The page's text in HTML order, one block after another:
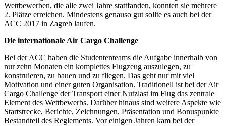
Wettbewerben, die alle zwei Jahre stattfanden, konnten sie mehrere
2. Plätze erreichen. Mindestens genauso gut sollte es auch bei der
ACC 2017 in Zagreb laufen.
Die internationale Air Cargo Challenge
Bei der ACC haben die Studententeams die Aufgabe innerhalb von
nur zehn Monaten ein komplettes Flugzeug auszulegen, zu
konstruieren, zu bauen und zu fliegen. Das geht nur mit viel
Motivation und einer guten Organisation. Traditionell ist bei der Air
Cargo Challenge der Transport einer Nutzlast im Flug das zentrale
Element des Wettbewerbs. Darüber hinaus sind weitere Aspekte wie
Startstrecke, Berichte, Zeichnungen, Präsentation und Bonuspunkte
Bestandteil des Reglements. Vor einigen Jahren kam bei der